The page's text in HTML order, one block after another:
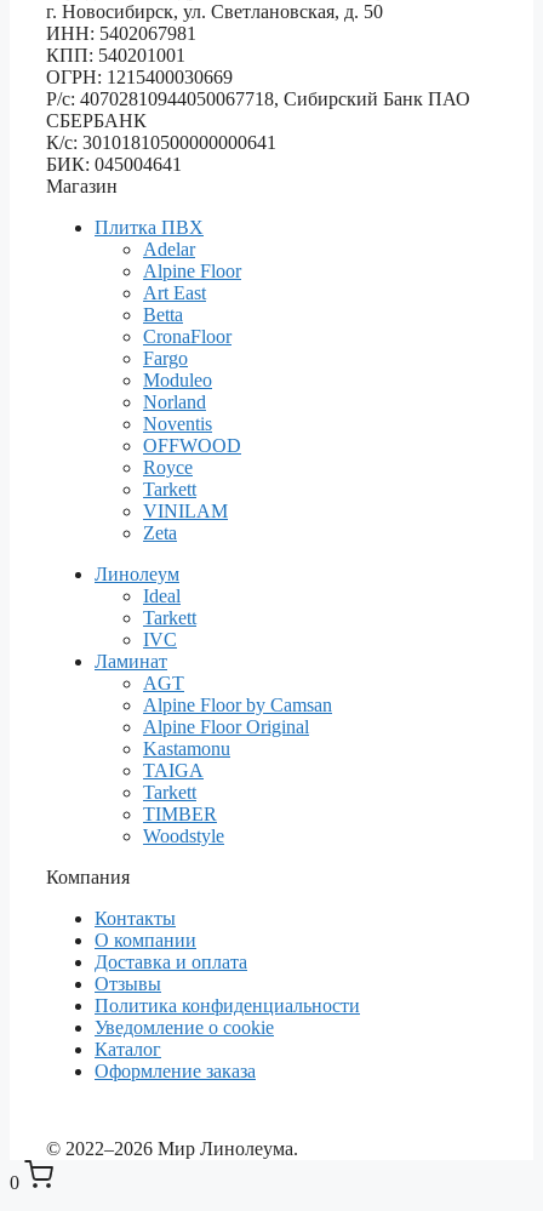
г. Новосибирск, ул. Светлановская, д. 50
ИНН: 5402067981
КПП: 540201001
ОГРН: 1215400030669
Р/с: 40702810944050067718, Сибирский Банк ПАО
СБЕРБАНК
К/с: 30101810500000000641
БИК: 045004641
Магазин
Плитка ПВХ
Adelar
Alpine Floor
Art East
Betta
CronaFloor
Fargo
Moduleo
Norland
Noventis
OFFWOOD
Royce
Tarkett
VINILAM
Zeta
Линолеум
Ideal
Tarkett
IVC
Ламинат
AGT
Alpine Floor by Camsan
Alpine Floor Original
Kastamonu
TAIGA
Tarkett
TIMBER
Woodstyle
Компания
Контакты
О компании
Доставка и оплата
Отзывы
Политика конфиденциальности
Уведомление о cookie
Каталог
Оформление заказа
© 2022–2026 Мир Линолеума.
0